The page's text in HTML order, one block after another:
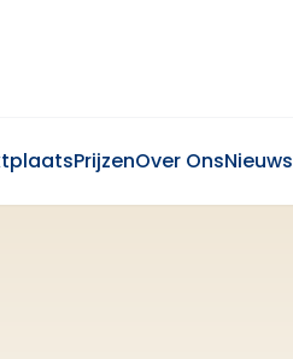
PrijzenOver OnsNieuws